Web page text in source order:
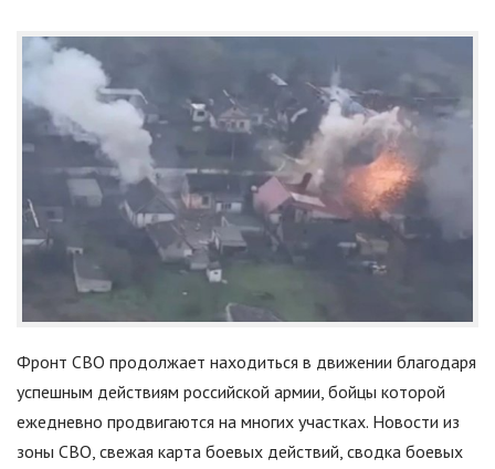
Фронт СВО продолжает находиться в движении благодаря
успешным действиям российской армии, бойцы которой
ежедневно продвигаются на многих участках. Новости из
зоны СВО, свежая карта боевых действий, сводка боевых